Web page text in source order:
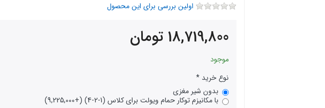
اولین بررسی برای این محصول
18,719,800 تومان
موجود
نوع خرید
بدون شیر مغزی
با مکانیزم توکار حمام ویولت برای کلاس (1-2-4) (+9,225,000)